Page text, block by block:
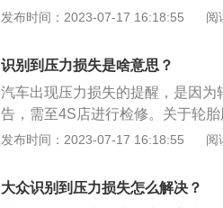
技术经济指标，以装置进出口处流
力损失包括沿程压力损失和局部压
时因液体具有的粘性而产生的压力
发布时间：2023-07-17 16:18:55 阅
识别到压力损失是啥意思？
汽车出现压力损失的提醒，是因
告，需至4S店进行检修。关于轮
个固定的标准值，胎压过高和过低
胎接地面积增大，加速胎肩磨损
胎体弹性下降，使汽车在行驶中受
发布时间：2023-07-17 16:18:55 阅
大众识别到压力损失怎么解决？